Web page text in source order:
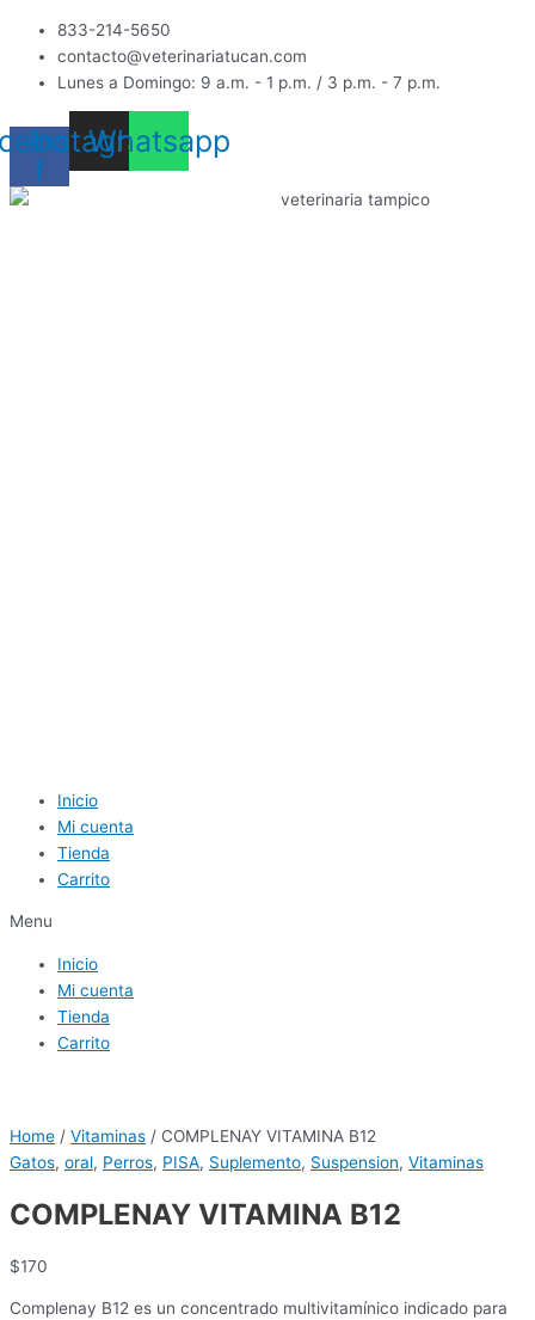
contenido
833-214-5650
contacto@veterinariatucan.com
Lunes a Domingo: 9 a.m. - 1 p.m. / 3 p.m. - 7 p.m.
f
Instagram
Whatsapp
Inicio
Mi cuenta
Tienda
Carrito
Menu
Inicio
Mi cuenta
Tienda
Carrito
Home / Vitaminas / COMPLENAY VITAMINA B12
Gatos, oral, Perros, PISA, Suplemento, Suspension, Vitaminas
COMPLENAY VITAMINA B12
$170
Complenay B12 es un concentrado multivitamínico indicado para